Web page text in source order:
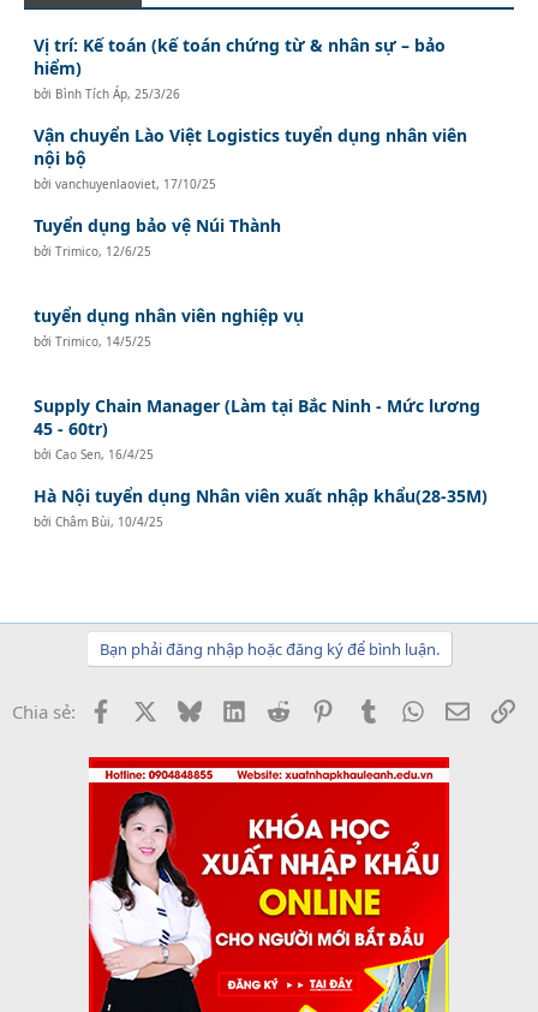
Vị trí: Kế toán (kế toán chứng từ & nhân sự – bảo
hiểm)
bởi Bình Tích Áp,25/3/26
Vận chuyển Lào Việt Logistics tuyển dụng nhân viên
nội bộ
bởivanchuyenlaoviet, 17/10/25
Tuyển dụng bảo vệ Núi Thành
bởiTrimico, 12/6/25
tuyển dụng nhân viên nghiệp vụ
bởiTrimico, 14/5/25
Supply Chain Manager (Làm tại Bắc Ninh - Mức lương
45 - 60tr)
bởiCao Sen, 16/4/25
Hà Nội tuyển dụng Nhân viên xuất nhập khẩu(28-35M)
bởiChâm Bùi, 10/4/25
Bạn phải đăng nhập hoặc đăng ký để bình luận.
Chia sẻ: Facebook BlueskyLinkedInReddit PinterestTumblrWhatsApp
Email